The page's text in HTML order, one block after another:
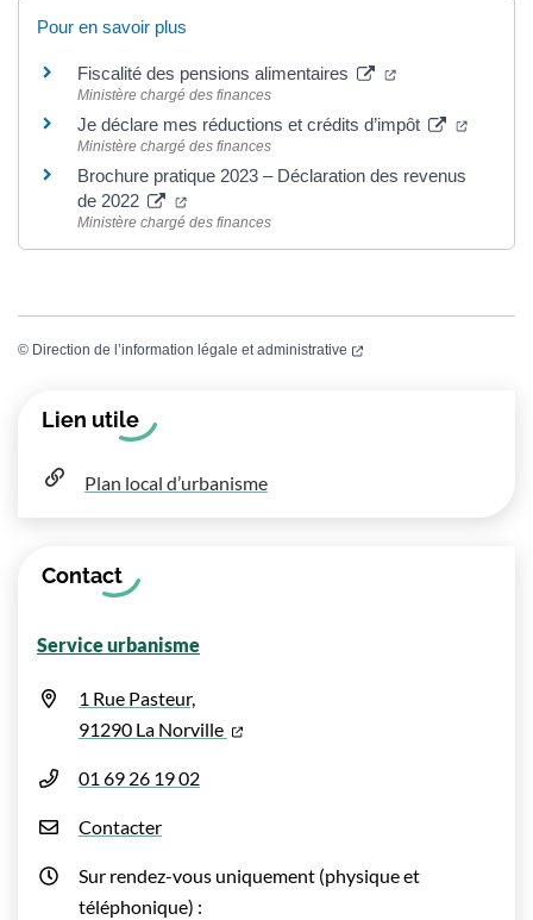
Pour en savoir plus
Fiscalité des pensions alimentaires (ouverture dans
Ministère chargé des finances
Je déclare mes réductions et crédits d’impôt
Ministère chargé des finances
Brochure pratique 2023 – Déclaration des revenus
de 2022
(ouverture dans un nouvel onglet)
Ministère chargé des finances
© Direction de l’information légale et administrative (ouverture dans un
Informations complémentaires
Lien utile
Plan local d’urbanisme
Contact
Service urbanisme
1 Rue Pasteur,
91290 La Norville
(ouverture dans un nouvel onglet)
01 69 26 19 02
Contacter
Sur rendez-vous uniquement (physique et
téléphonique) :